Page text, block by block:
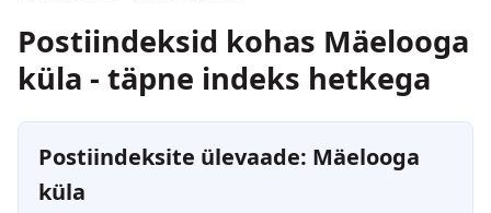
Postiindeksid kohas Mäelooga
küla - täpne indeks hetkega
Postiindeksite ülevaade: Mäelooga
küla